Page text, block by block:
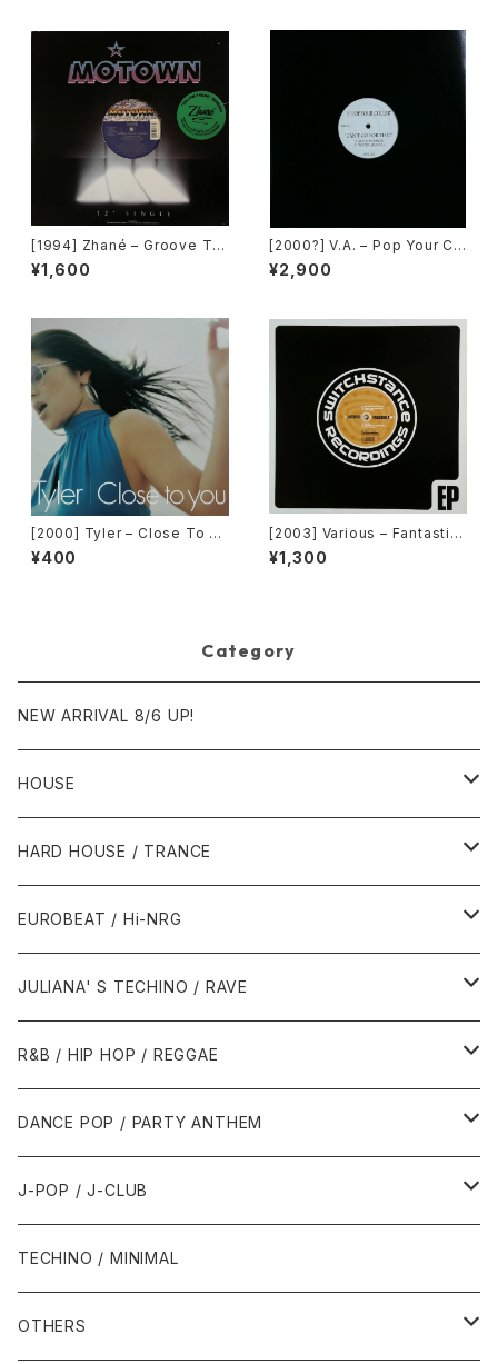
[1994] Zhané – Groove Th
ang (Remix) [Motown][在庫
B]
¥1,600
[2000?] V.A. – Pop Your Co
llar / Can't Go For That [No
t On Label][PROMO]
¥2,900
[2000] Tyler – Close To Yo
u [Belo Records]
¥400
[2003] Various – Fantastic
Freeriding 2 EP 1 [Switchst
ance Recordings]
¥1,300
Category
NEW ARRIVAL 8/6 UP!
HOUSE
1980年代
1987年・以前
1988年
1990年代
1990年
1991年
1995年
2000年代
2000年
2001年
2010年代
2010年
2011年
HARD HOUSE / TRANCE
1990年代
1994年・以前
1995年
1999年
2000年代
2000年
2001年
EUROBEAT / Hi-NRG
1980年代
1986年・以前
1987年
1990年代
1990年
1991年
2000年代
JULIANA' S TECHINO / RAVE
1990年代
1990年
1991年
2000年代
2000年
2001年
R&B / HIP HOP / REGGAE
1980年代
1985年・以前
1986年
1990年代
1990年
1991年
2000年代
2000年
DANCE POP / PARTY ANTHEM
1980年代
1988年・以前
1989年
1990年代
1990年
2000年代
J-POP / J-CLUB
1980年代
1990年代
TECHINO / MINIMAL
OTHERS